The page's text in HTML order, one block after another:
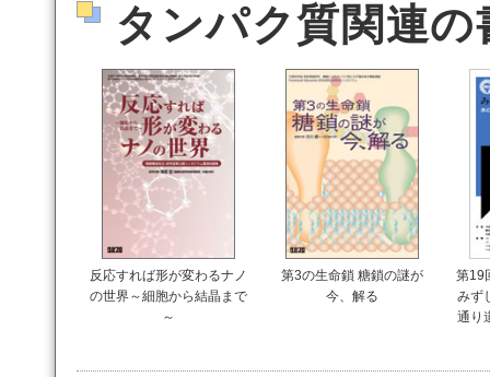
タンパク質関連の
反応すれば形が変わるナノ
の世界～細胞から結晶まで
～
第3の生命鎖 糖鎖の謎が
今、解る
第19
みず
通り